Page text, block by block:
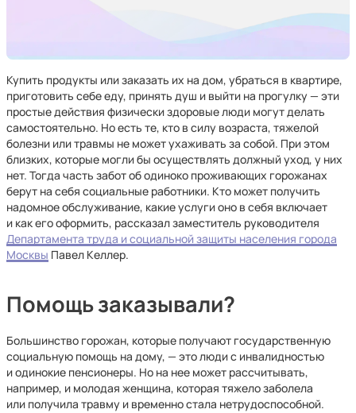
Купить продукты или заказать их на дом, убраться в квартире,
приготовить себе еду, принять душ и выйти на прогулку — эти
простые действия физически здоровые люди могут делать
самостоятельно. Но есть те, кто в силу возраста, тяжелой
болезни или травмы не может ухаживать за собой. При этом
близких, которые могли бы осуществлять должный уход, у них
нет. Тогда часть забот об одиноко проживающих горожанах
берут на себя социальные работники. Кто может получить
надомное обслуживание, какие услуги оно в себя включает
и как его оформить, рассказал заместитель руководителя
Департамента труда и социальной защиты населения города
Москвы Павел Келлер.
Помощь заказывали?
Большинство горожан, которые получают государственную
социальную помощь на дому, — это люди с инвалидностью
и одинокие пенсионеры. Но на нее может рассчитывать,
например, и молодая женщина, которая тяжело заболела
или получила травму и временно стала нетрудоспособной.